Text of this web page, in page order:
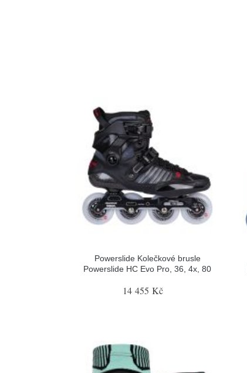
Powerslide Kolečkové brusle
Powerslide HC Evo Pro, 36, 4x, 80
14 455 Kč